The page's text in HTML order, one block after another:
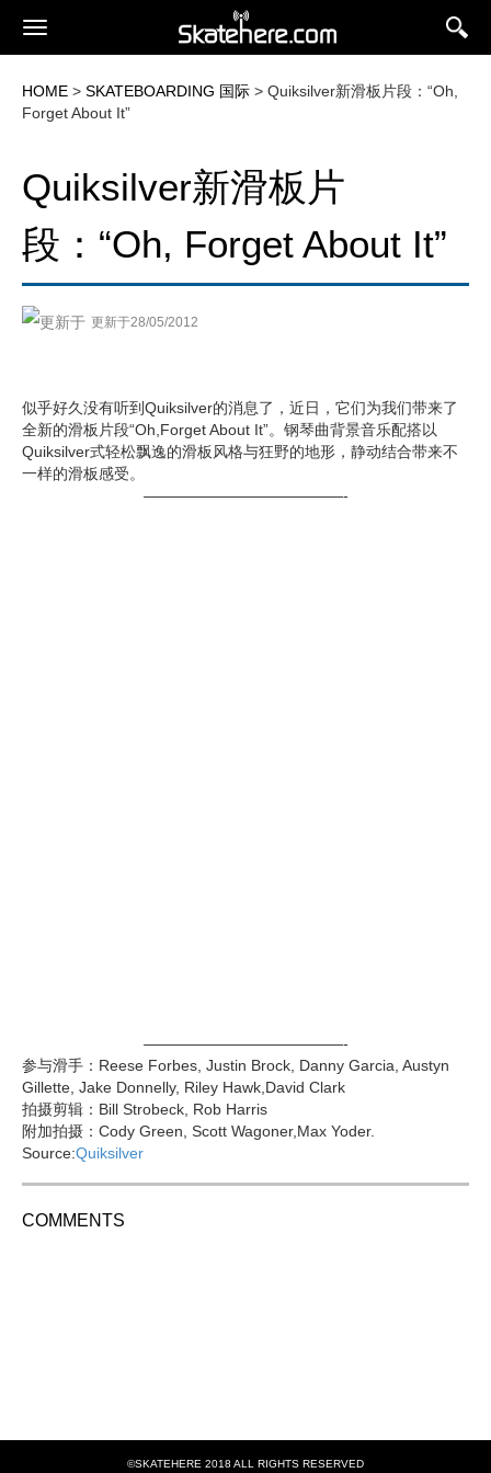
HOME > SKATEBOARDING 国际 > Quiksilver新滑板片段：“Oh,
Forget About It”
Quiksilver新滑板片
段：“Oh, Forget About It”
更新于28/05/2012
似乎好久没有听到Quiksilver的消息了，近日，它们为我们带来了
全新的滑板片段“Oh,Forget About It”。钢琴曲背景音乐配搭以
Quiksilver式轻松飘逸的滑板风格与狂野的地形，静动结合带来不
一样的滑板感受。
—————————————-
—————————————-
参与滑手：Reese Forbes, Justin Brock, Danny Garcia, Austyn
Gillette, Jake Donnelly, Riley Hawk,David Clark
拍摄剪辑：Bill Strobeck, Rob Harris
附加拍摄：Cody Green, Scott Wagoner,Max Yoder.
Source:Quiksilver
COMMENTS
©SKATEHERE 2018 ALL RIGHTS RESERVED